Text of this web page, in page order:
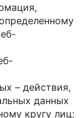
– действия,
данных
кругу лиц;